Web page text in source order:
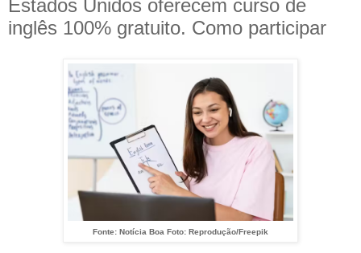
Estados Unidos oferecem curso de
inglês 100% gratuito. Como participar
Fonte: Notícia Boa Foto: Reprodução/Freepik